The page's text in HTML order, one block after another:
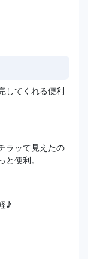
してくれる便利
ラッて見えたの
便利。
♪